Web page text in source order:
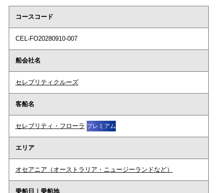
コースコード
CEL-FO20280910-007
船会社名
セレブリティクルーズ
客船名
セレブリティ・フローラ プレミアム
エリア
オセアニア（オーストラリア・ニュージーランドなど）
乗船日｜乗船地